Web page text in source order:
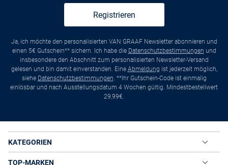
Registrieren
Ja, ich möchte den personalisierten VAN GRAAF Newsletter abonnieren und
einen 5€ Gutschein** sichern. Ich habe die Datenschutzbestimmungen und
insbesondere den Abschnitt zum personalisierten Newsletter-Versand
gelesen und bin damit einverstanden. Eine Abmeldung ist jederzeit möglich,
siehe Datenschutzbestimmungen. **Ihr Gutschein-Code ist einmalig
einlösbar und nach Ausstellungsdatum 4 Wochen gültig. Mindestbestellwert
29,99€.
KATEGORIEN
TOP-MARKEN